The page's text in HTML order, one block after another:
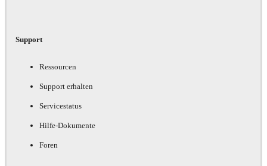
Support
Ressourcen
Support erhalten
Servicestatus
Hilfe-Dokumente
Foren